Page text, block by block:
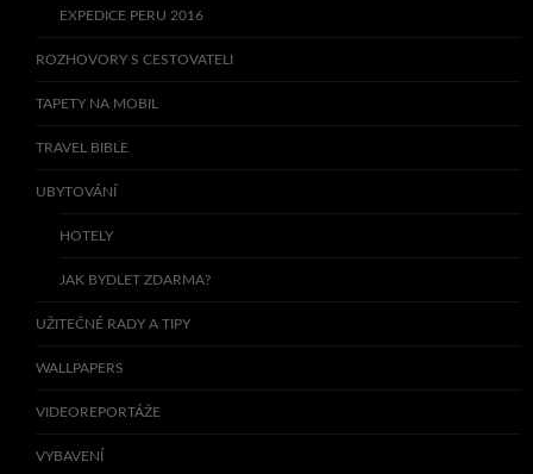
EXPEDICE PERU 2016
ROZHOVORY S CESTOVATELI
TAPETY NA MOBIL
TRAVEL BIBLE
UBYTOVÁNÍ
HOTELY
JAK BYDLET ZDARMA?
UŽITEČNÉ RADY A TIPY
WALLPAPERS
VIDEOREPORTÁŽE
VYBAVENÍ